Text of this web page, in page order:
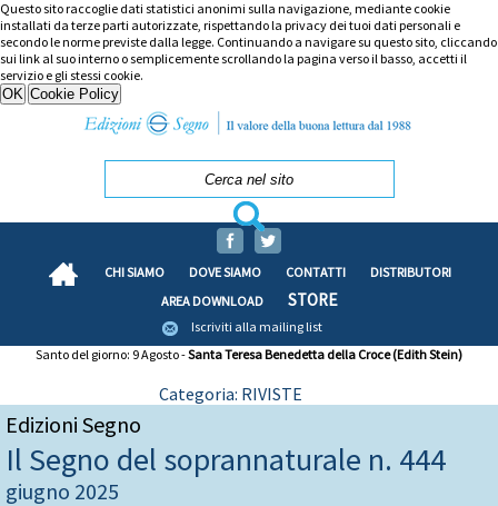
Questo sito raccoglie dati statistici anonimi sulla navigazione, mediante cookie
installati da terze parti autorizzate, rispettando la privacy dei tuoi dati personali e
secondo le norme previste dalla legge. Continuando a navigare su questo sito, cliccando
sui link al suo interno o semplicemente scrollando la pagina verso il basso, accetti il
servizio e gli stessi cookie.
CHI SIAMO DOVE SIAMO CONTATTI
DISTRIBUTORI
AREA DOWNLOAD
STORE
Iscriviti alla mailing list
Santo del giorno: 9 Agosto -Santa Teresa Benedetta della Croce (Edith Stein)
Categoria: RIVISTE
Edizioni Segno
Il Segno del soprannaturale n. 444
giugno 2025